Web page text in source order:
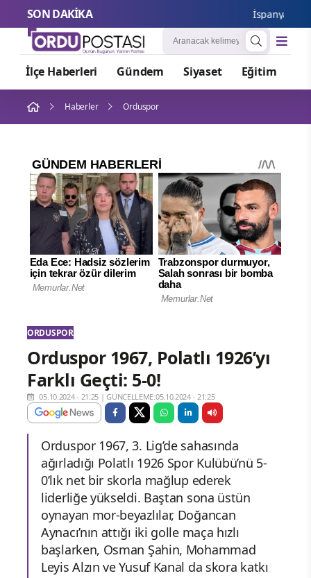
SON DAKİKA İspanya ve
İlçe Haberleri Gündem Siyaset Eğitim
Haberler Orduspor
ORDUSPOR
Orduspor 1967, Polatlı 1926’yı
Farklı Geçti: 5-0!
05.10.2024 - 21:25 |GÜNCELLEME:05.10.2024 - 21:25
Orduspor 1967, 3. Lig’de sahasında
ağırladığı Polatlı 1926 Spor Kulübü’nü 5-
0’lık net bir skorla mağlup ederek
liderliğe yükseldi. Baştan sona üstün
oynayan mor-beyazlılar, Doğancan
Aynacı’nın attığı iki golle maça hızlı
başlarken, Osman Şahin, Mohammad
Leyis Alzın ve Yusuf Kanal da skora katkı